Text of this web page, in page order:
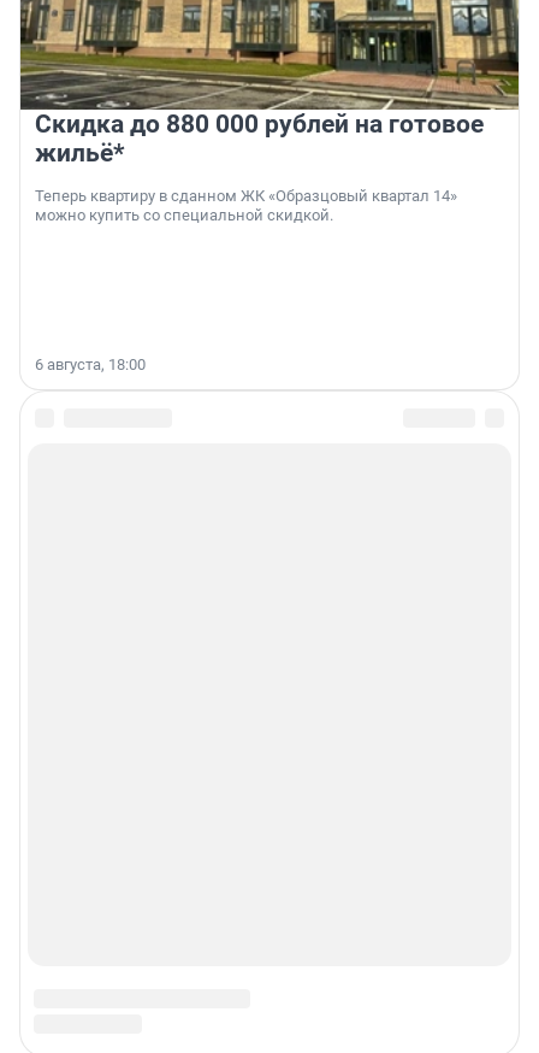
Скидка до 880 000 рублей на готовое
жильё*
Теперь квартиру в сданном ЖК «Образцовый квартал 14»
можно купить со специальной скидкой.
6 августа, 18:00